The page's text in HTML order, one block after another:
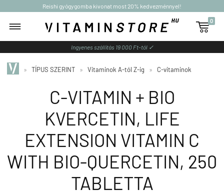
Reishi gyógygomba kivonat most 20% kedvezménnyel!

0
Ingyenes szállítás 19 000 Ft-tól ✓
» TÍPUS SZERINT » Vitaminok A-tól Z-ig » C-vitaminok
C-VITAMIN + BIO
KVERCETIN, LIFE
EXTENSION VITAMIN C
WITH BIO-QUERCETIN, 250
TABLETTA